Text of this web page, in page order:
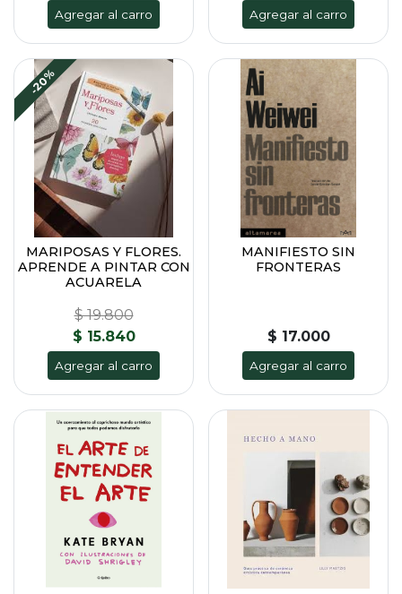
Agregar al carro Agregar al carro
-20%
MARIPOSAS Y FLORES.
APRENDE A PINTAR CON
ACUARELA
$ 19.800
$ 15.840
Agregar al carro
MANIFIESTO SIN
FRONTERAS
$ 17.000
Agregar al carro